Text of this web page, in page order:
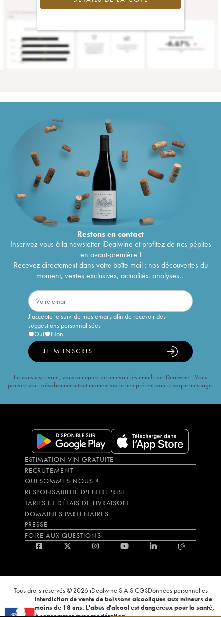
Restons encontact
Inscrivez-vous à la newsletter iDealwine et profitez de nos pépites
en avant-première !
Recevez directement dans votre boîte mail : nos découvertes du
moment, ventes exclusives, actualités, analyses...
J'accepte le suivi de mes emails afin de recevoir des
suggestions personnalisées
Oui
Non
JE M'INSCRIS
En vous inscrivant, vous acceptez de recevoir les emails de iDealwine. Vous
pouvez vous désabonner à tout moment via le lien présent dans chaque message.
ESTIMATION VIN GRATUITE
RECRUTEMENT
QUI SOMMES-NOUS ?
RESPONSABILITÉ D'ENTREPRISE
TARIFS ET DÉLAIS DE LIVRAISON
DOMAINES PARTENAIRES
PRESSE
FOIRE AUX QUESTIONS
Tous droits réservés © 2026 iDealwine S.A.S.CGSDonnées personnelles
Interdiction de vente de boissons alcooliques aux mineurs de
moins de 18 ans. L'abus d'alcool est dangereux pour la santé,